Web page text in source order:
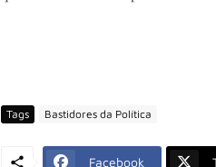
Tags Bastidores da Política
Facebook